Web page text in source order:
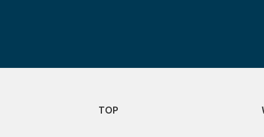
TOP